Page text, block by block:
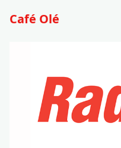
Café Olé